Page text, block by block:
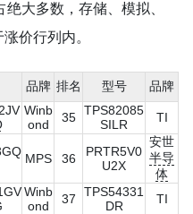
大多数，存储、模拟、
价行列内。
品牌 排名 型号 品牌
Winb
ond
35 TPS82085
SILR
TI
MPS 36
PRTR5V0
U2X
安世
半导
体
Winb
ond
37
TPS54331
DR
TI